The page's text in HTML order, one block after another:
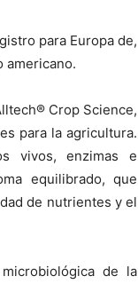
para Europa de,
americano.
Crop Science,
para la agricultura.
vivos, enzimas e
equilibrado, que
de nutrientes y el
de la